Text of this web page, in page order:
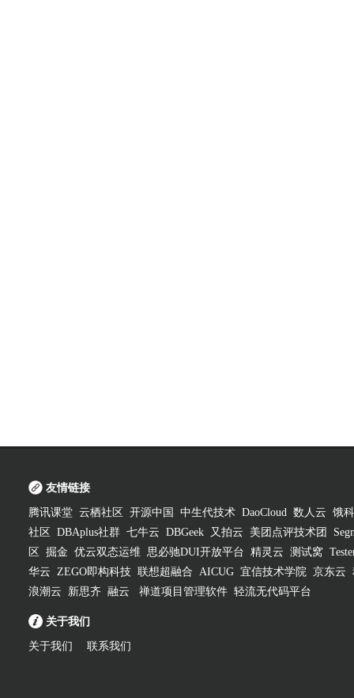
友情链接
腾讯课堂 云栖社区 开源中国 中生代技术 DaoCloud 数人云 饿
社区
DBAplus社群 七牛云 DBGeek 又拍云 美团点评技术团
区
掘金 优云双态运维 思必驰DUI开放平台 精灵云 测试窝
华云 ZEGO即构科技 联想超融合 AICUG 宜信技术学院 京东云
浪潮云
新思齐 融云 禅道项目管理软件 轻流无代码平台
关于我们
关于我们 联系我们